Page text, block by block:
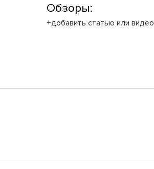
Обзоры:
+добавить статью или видео